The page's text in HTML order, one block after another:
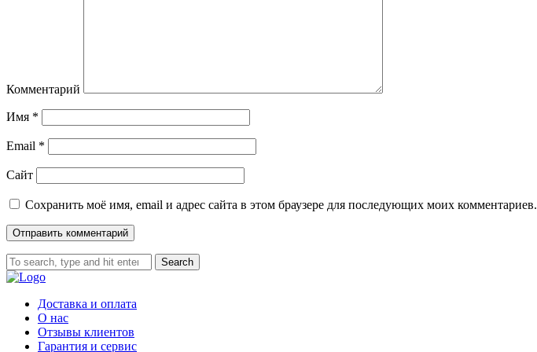
Комментарий
Имя *
Email *
Сайт
Сохранить моё имя, email и адрес сайта в этом браузере для последующих моих комментариев.
Search
Доставка и оплата
О нас
Отзывы клиентов
Гарантия и сервис